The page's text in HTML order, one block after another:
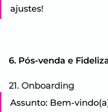
ajustes!
6. Pós-venda e
21. Onboarding
Assunto: Bem-